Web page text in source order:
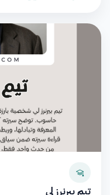
تيم بيرنرز لي